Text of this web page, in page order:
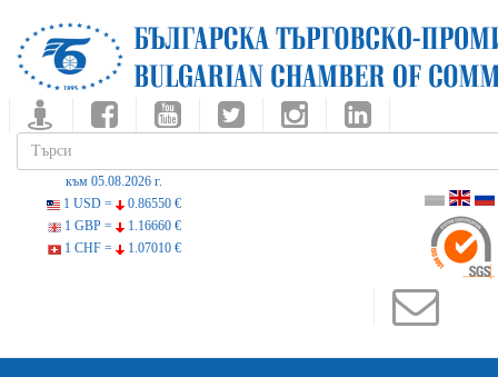
към 05.08.2026 г.
1 USD =
0.86550 €
1 GBP =
1.16660 €
1 CHF =
1.07010 €